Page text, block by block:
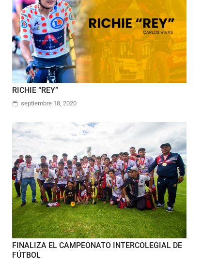
RICHIE “REY”
septiembre 18, 2020
FINALIZA EL CAMPEONATO INTERCOLEGIAL DE
FÚTBOL